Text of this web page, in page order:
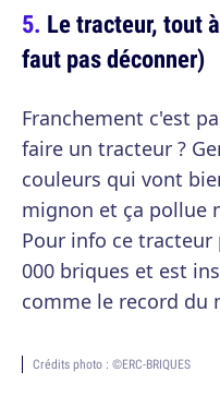
Le tracteur, tout
faut pas déconner)
Franchement c'est
faire un tracteur ?
couleurs qui vont
mignon et ça pollue
Pour info ce tracteur
000 briques et est
comme le record du
Crédits photo : ©ERC-BRIQUES